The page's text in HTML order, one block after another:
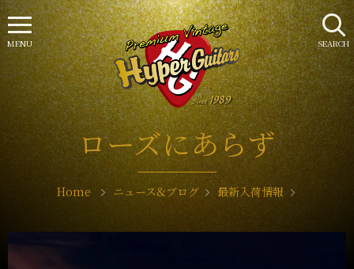
ローズにあらず
Home ニュース&ブログ 最新入荷情報
SEARCH
MENU